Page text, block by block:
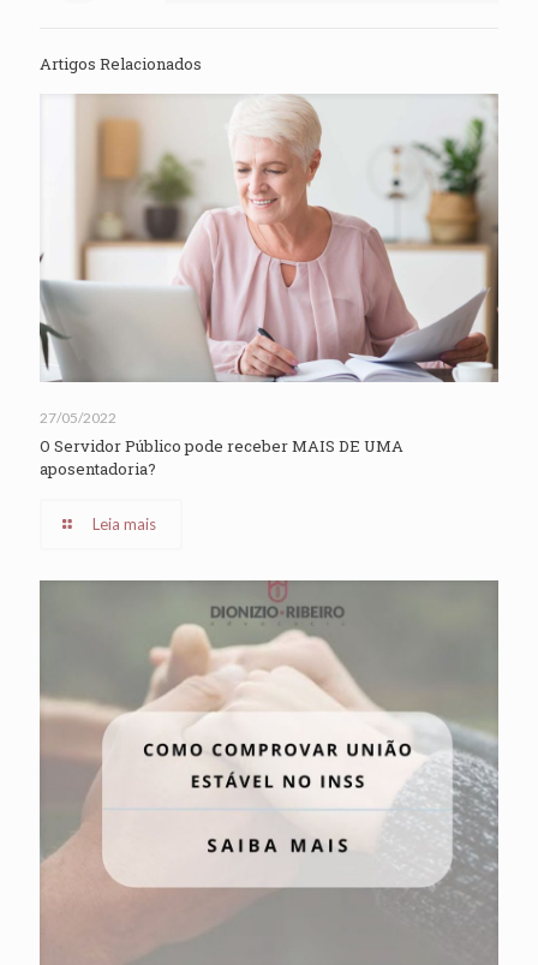
Artigos Relacionados
27/05/2022
O Servidor Público pode receber MAIS DE UMA
aposentadoria?
Leia mais